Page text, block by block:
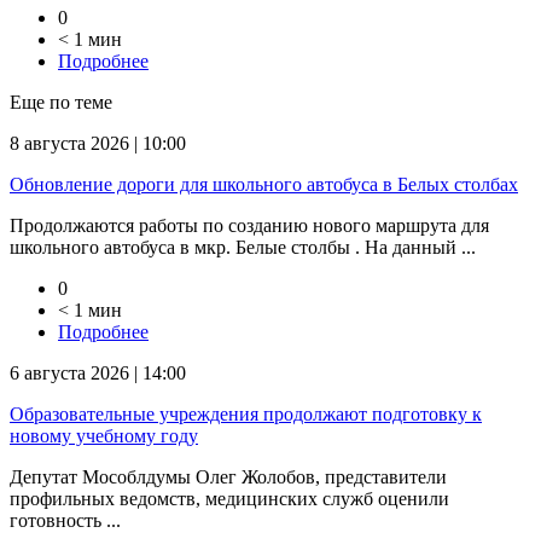
0
< 1 мин
Подробнее
Еще по теме
8 августа 2026 | 10:00
Обновление дороги для школьного автобуса в Белых столбах
Продолжаются работы по созданию нового маршрута для
школьного автобуса в мкр. Белые столбы . На данный ...
0
< 1 мин
Подробнее
6 августа 2026 | 14:00
Образовательные учреждения продолжают подготовку к
новому учебному году
Депутат Мособлдумы Олег Жолобов, представители
профильных ведомств, медицинских служб оценили
готовность ...